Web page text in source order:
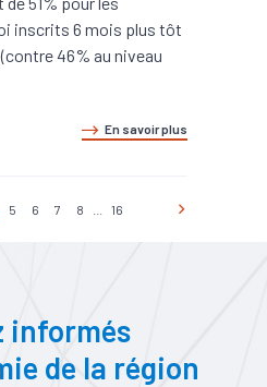
inscrits 6 mois plus tôt
46% au niveau
En savoir plus
5 6 7 8 16
informés
de la région